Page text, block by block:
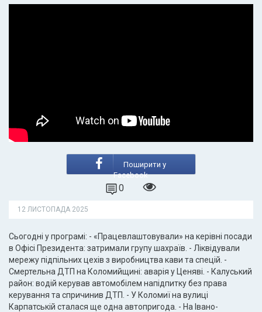
Поширити у
Facebook
0
12 ЛИСТОПАДА 2025
Сьогодні у програмі: - «Працевлаштовували» на керівні посади
в Офісі Президента: затримали групу шахраїв. - Ліквідували
мережу підпільних цехів з виробництва кави та спецій. -
Смертельна ДТП на Коломийщині: аварія у Ценяві. - Калуський
район: водій керував автомобілем напідпитку без права
керування та спричинив ДТП. - У Коломиї на вулиці
Карпатській сталася ще одна автопригода. - На Івано-